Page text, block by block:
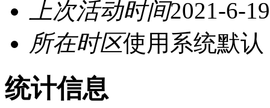
上次活动时间2021-6-
所在时区使用系统默认
统计信息